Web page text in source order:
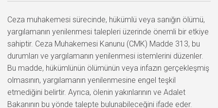
Ceza muhakemesi sürecinde, hükümlü veya sanığın ölümü,
yargılamanın yenilenmesi talepleri üzerinde önemli bir etkiye
sahiptir. Ceza Muhakemesi Kanunu (CMK) Madde 313, bu
durumları ve yargılamanın yenilenmesi istemlerini düzenler.
Bu madde, hükümlünün ölümünün veya infazın gerçekleşmiş
olmasının, yargılamanın yenilenmesine engel teşkil
etmediğini belirtir. Ayrıca, ölenin yakınlarının ve Adalet
Bakanının bu yönde talepte bulunabileceğini ifade eder.